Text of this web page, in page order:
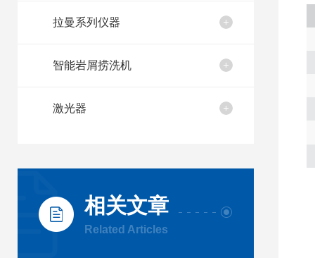
拉曼系列仪器
智能岩屑捞洗机
激光器
相关文章
Related Articles